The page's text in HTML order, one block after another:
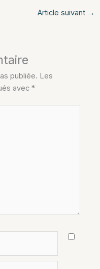
Article suivant →
publiée. Les
avec*